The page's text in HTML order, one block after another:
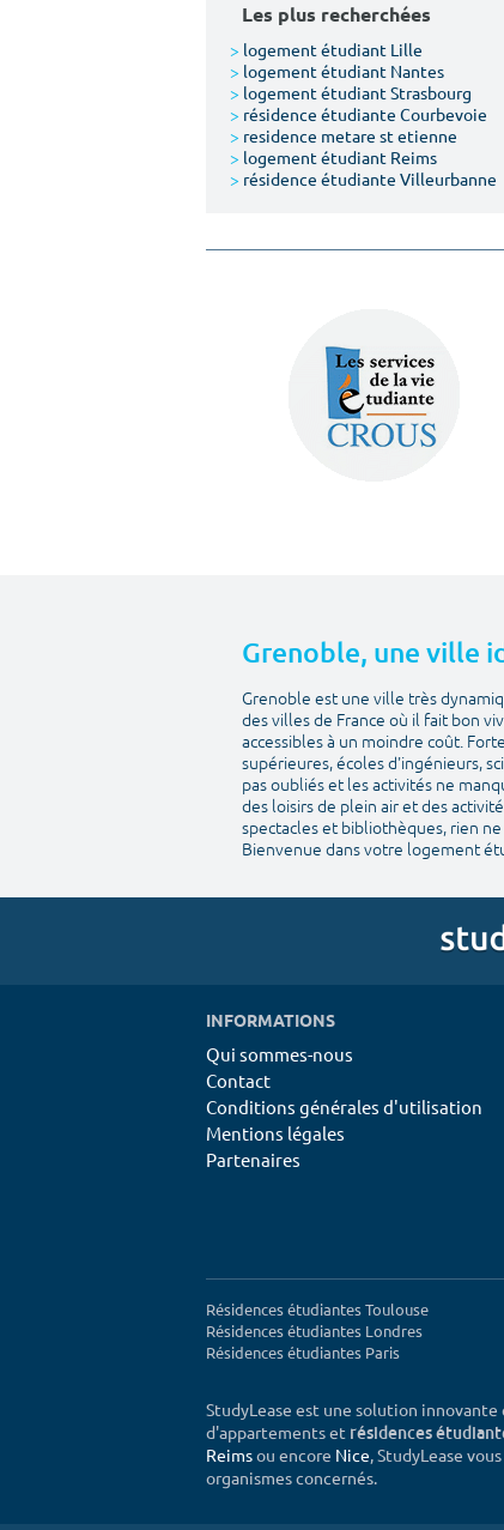
Les plus recherchées
> logement étudiant Lille
> logement étudiant Nantes
> logement étudiant Strasbourg
> résidence étudiante Courbevoie
> residence metare st etienne
> logement étudiant Reims
> résidence étudiante Villeurbanne
Grenoble, une ville
Grenoble est une ville très
des villes de France où il fait bon
accessibles à un moindre coût.
supérieures, écoles d'ingénieurs,
pas oubliés et les activités ne
des loisirs de plein air et des
spectacles et bibliothèques, rien
Bienvenue dans votre logement
INFORMATIONS
Qui sommes-nous
Contact
Conditions générales d'utilisation
Mentions légales
Partenaires
Résidences étudiantes Toulouse
Résidences étudiantes Londres
Résidences étudiantes Paris
StudyLease est une solution
d'appartements et résidences
Reimsou encore Nice, StudyLease
organismes concernés.